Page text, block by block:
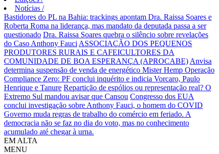
Notícias /
Bastidores do PL na Bahia: trackings apontam Dra. Raissa Soares e
Roberta Roma na liderança, mas mandato da deputada passa a ser
questionado Dra. Raissa Soares quebra o silêncio sobre revelações
do Caso Anthony Fauci ASSOCIAÇÃO DOS PEQUENOS
PRODUTORES RURAIS E CAFEICULTORES DA
COMUNIDADE DE BOA ESPERANÇA (APROCABE) Anvisa
determina suspensão de venda de energético Mister Hemp Operação
Compliance Zero: PF conclui inquérito e indicia Vorcaro, Paulo
Henrique e Tanure Repartição de espólios ou representação real? O
Extremo Sul mandou avisar que Cansou Congresso dos EUA
conclui investigação sobre Anthony Fauci, o homem do COVID
Governo muda regras de trabalho do comércio em feriado. A
democracia não se faz no dia do voto, mas no conhecimento
acumulado até chegar à urna.
EM ALTA
MENU